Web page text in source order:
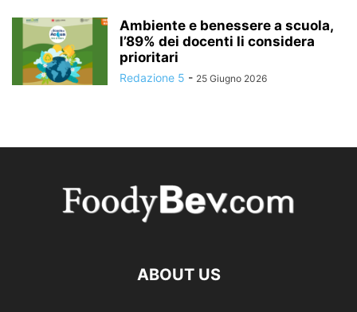
Ambiente e benessere a scuola,
l’89% dei docenti li considera
prioritari
Redazione 5 - 25 Giugno 2026
ABOUT US